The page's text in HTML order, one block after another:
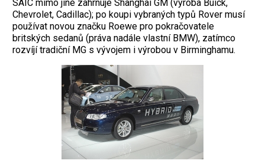
SAIC mimo jiné zahrnuje Shanghai GM (výroba Buick,
Chevrolet, Cadillac); po koupi vybraných typů Rover musí
používat novou značku Roewe pro pokračovatele
britských sedanů (práva nadále vlastní BMW), zatímco
rozvíjí tradiční MG s vývojem i výrobou v Birminghamu.